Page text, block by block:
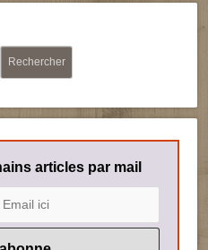
Rechercher
articles par mail